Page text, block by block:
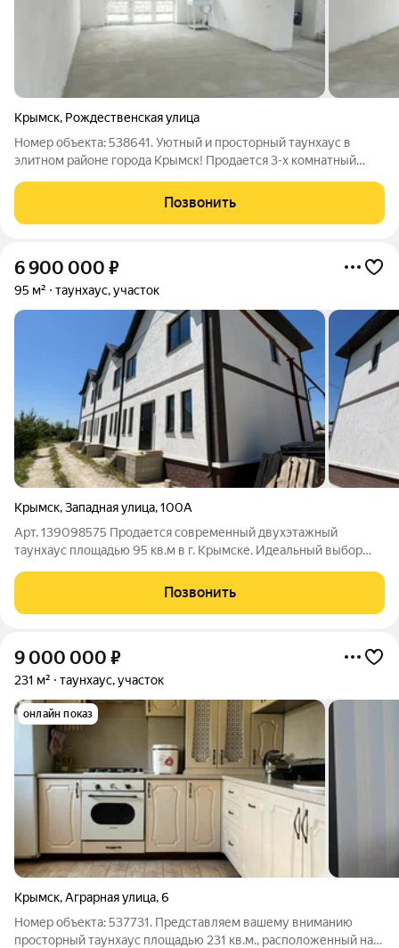
Крымск, Рождественская улица
Номер объекта: 538641. Уютный и просторный таунхаус в
элитном районе города Крымск! Продается 3-х комнатный
проводится чистовая отделка, остается возможность
осуществить ремонт по своему вкусу и
Позвонить
6 900 000 ₽
95 м² таунхаус, участок
Крымск,Западная улица,100А
Арт. 139098575 Продается современный двухэтажный
таунхаус площадью 95 кв.м в г. Крымске. Идеальный выбор
частного дома. Планировка и интерьер: 1 этаж: Просторная
Позвонить
9 000 000 ₽
231 м² таунхаус, участок
онлайн показ
Крымск,Аграрная улица,6
Номер объекта: 537731. Представляем вашему вниманию
просторный таунхаус площадью 231 кв.м., расположенный на